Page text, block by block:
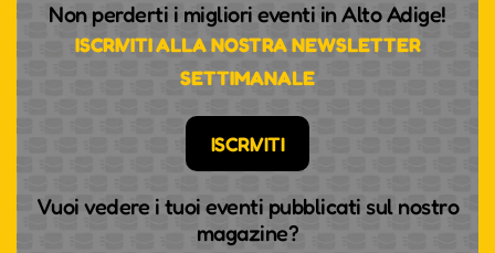
Non perderti i migliori eventi in Alto Adige!
ISCRIVITI ALLA NOSTRA NEWSLETTER
SETTIMANALE
ISCRIVITI
Vuoi vedere i tuoi eventi pubblicati sul nostro
magazine?